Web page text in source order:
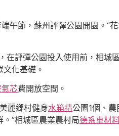
午節，蘇州評彈公園開園。“
在評彈公園投入使用前，相城
化基礎。
芯費開放空間。
麗鄉村健身水箱精公園1個、
”相城區農業農村局德系車材